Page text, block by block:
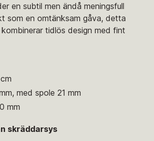
en subtil men ändå meningsfull
som en omtänksam gåva, detta
tidlös design med fint
med spole 21 mm
mm
skräddarsys